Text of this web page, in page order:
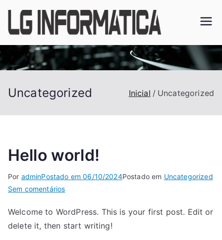
conteúdo
Uncategorized Inicial Uncategorized
Hello world!
Por adminPostado em06/10/2024Postado em Uncategorized
Sem comentáriosem
world!
Welcome to WordPress. This is your first post. Edit or
delete it, then start writing!